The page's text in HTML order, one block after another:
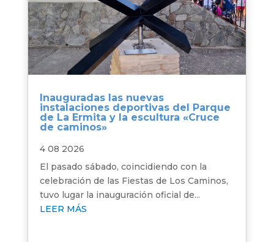
Inauguradas las nuevas
instalaciones deportivas del Parque
de La Ermita y la escultura «Cruce
de caminos»
4 08 2026
El pasado sábado, coincidiendo con la
celebración de las Fiestas de Los Caminos,
tuvo lugar la inauguración oficial de...
LEER MÁS